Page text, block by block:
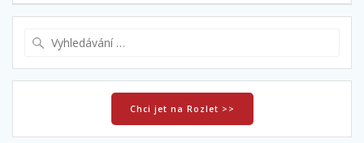
příspěvek
Chci jet na Rozlet >>